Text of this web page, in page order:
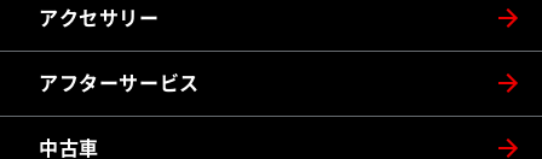
アクセサリー
アフターサービス
中古車